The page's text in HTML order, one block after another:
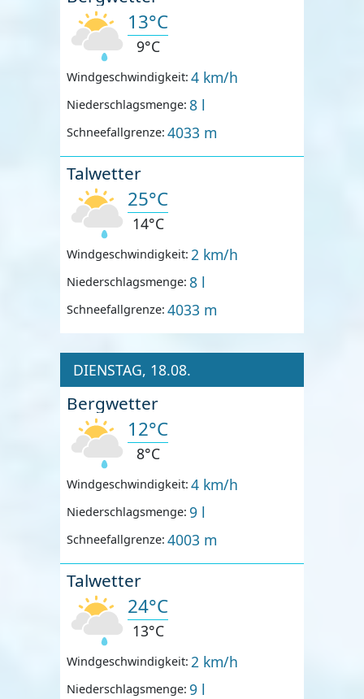
13°C
9°C
Windgeschwindigkeit: 4 km/h
Niederschlagsmenge: 8 l
Schneefallgrenze: 4033 m
Talwetter
25°C
14°C
Windgeschwindigkeit: 2 km/h
Niederschlagsmenge: 8 l
Schneefallgrenze: 4033 m
DIENSTAG, 18.08.
Bergwetter
12°C
8°C
Windgeschwindigkeit: 4 km/h
Niederschlagsmenge: 9 l
Schneefallgrenze: 4003 m
Talwetter
24°C
13°C
Windgeschwindigkeit: 2 km/h
Niederschlagsmenge: 9 l